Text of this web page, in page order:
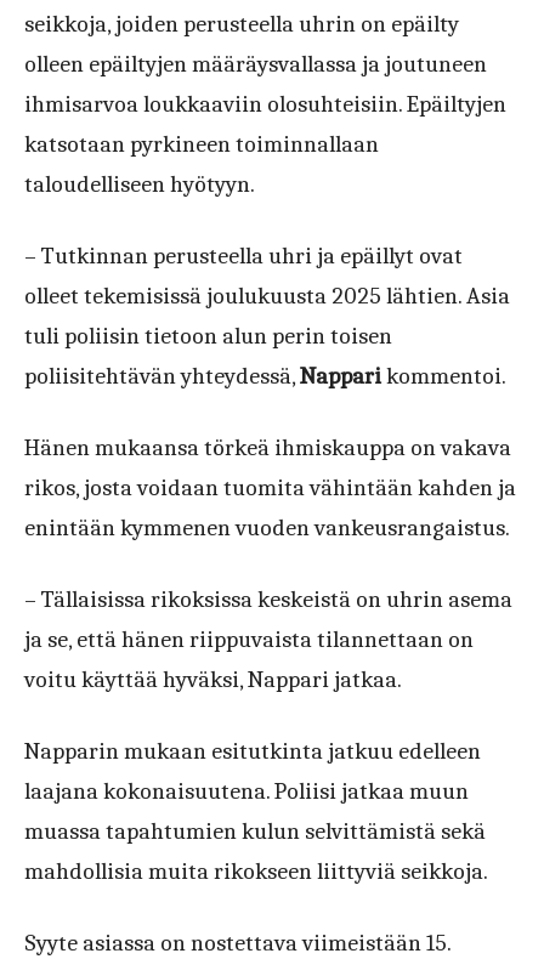
seikkoja, joiden perusteella uhrin on epäilty
olleen epäiltyjen määräysvallassa ja joutuneen
ihmisarvoa loukkaaviin olosuhteisiin. Epäiltyjen
katsotaan pyrkineen toiminnallaan
taloudelliseen hyötyyn.
– Tutkinnan perusteella uhri ja epäillyt ovat
olleet tekemisissä joulukuusta 2025 lähtien. Asia
tuli poliisin tietoon alun perin toisen
poliisitehtävän yhteydessä,Napparikommentoi.
Hänen mukaansa törkeä ihmiskauppa on vakava
rikos, josta voidaan tuomita vähintään kahden ja
enintään kymmenen vuoden vankeusrangaistus.
– Tällaisissa rikoksissa keskeistä on uhrin asema
ja se, että hänen riippuvaista tilannettaan on
voitu käyttää hyväksi, Nappari jatkaa.
Napparin mukaan esitutkinta jatkuu edelleen
laajana kokonaisuutena. Poliisi jatkaa muun
muassa tapahtumien kulun selvittämistä sekä
mahdollisia muita rikokseen liittyviä seikkoja.
Syyte asiassa on nostettava viimeistään 15.